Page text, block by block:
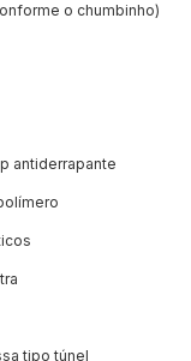
o chumbinho)
antiderrapante
tipo túnel